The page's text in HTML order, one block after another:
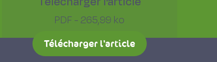
PDF - 265,99 ko
Télécharger l'article